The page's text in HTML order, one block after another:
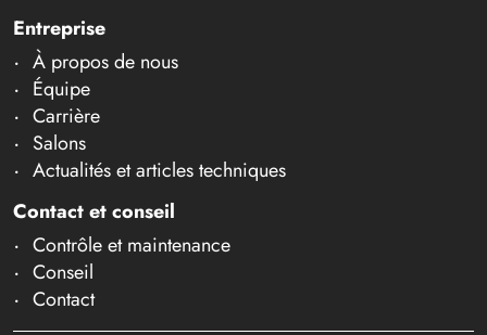
Entreprise
À propos de nous
Équipe
Carrière
Salons
Actualités et articles techniques
Contact et conseil
Contrôle et maintenance
Conseil
Contact